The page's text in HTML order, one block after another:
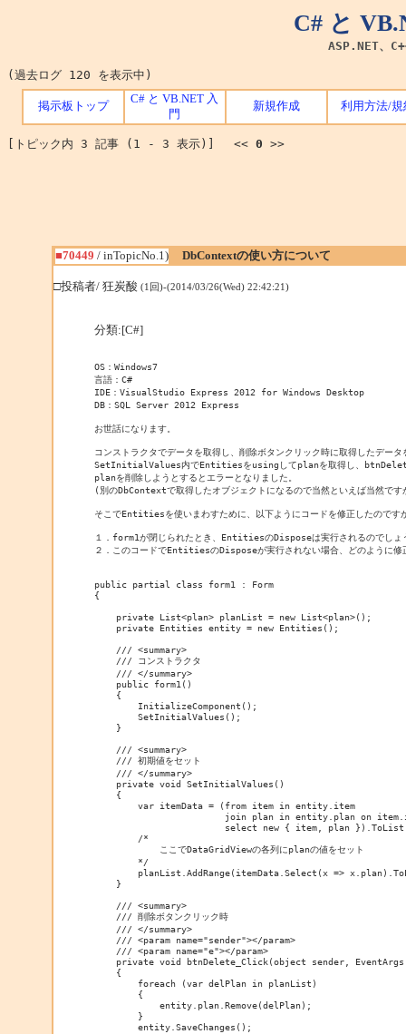
C# と
ASP.NET、
(過去ログ 120 を表示中)
掲示板トップ
C# と VB.NET 入
門
新規作成 利用方法/規
[トピック内 3 記事 (1 - 3 表示)] << 0 >>
■70449 / inTopicNo.1) DbContextの使い方について
□投稿者/ 狂炭酸 (1回)-(2014/03/26(Wed) 22:42:21)
分類:[C#]
OS：Windows7
言語：C#
IDE：VisualStudio Express 2012 for Windows Desktop
DB：SQL Server 2012 Express
お世話になります。
コンストラクタでデータを取得し、削除ボタンクリック時に取得したデー
SetInitialValues内でEntitiesをusingしてplanを取得し、
planを削除しようとするとエラーとなりました。
(別のDbContextで取得したオブジェクトになるので当然といえば当然です
そこでEntitiesを使いまわすために、以下ようにコードを修正したのです
１．form1が閉じられたとき、EntitiesのDisposeは実行されるのでしょ
２．このコードでEntitiesのDisposeが実行されない場合、どのように修
public partial class form1 : Form
{
    private List<plan> planList = new List<plan>();
    private Entities entity = new Entities();
    /// <summary>
    /// コンストラクタ
    /// </summary>
    public form1()
    {
        InitializeComponent();
        SetInitialValues();
    }
    /// <summary>
    /// 初期値をセット
    /// </summary>
    private void SetInitialValues()
    {
        var itemData = (from item in entity.item
join plan in entity.plan on
select new { item, plan
        /*
            ここでDataGridViewの各列にplanの値をセット
        */
planList.AddRange(itemData.Select(x =>
    }
    /// <summary>
    /// 削除ボタンクリック時
    /// </summary>
    /// <param name="sender"></param>
    /// <param name="e"></param>
private void btnDelete_Click(object sender, EventArgs
    {
        foreach (var delPlan in planList)
        {
            entity.plan.Remove(delPlan);
        }
        entity.SaveChanges();